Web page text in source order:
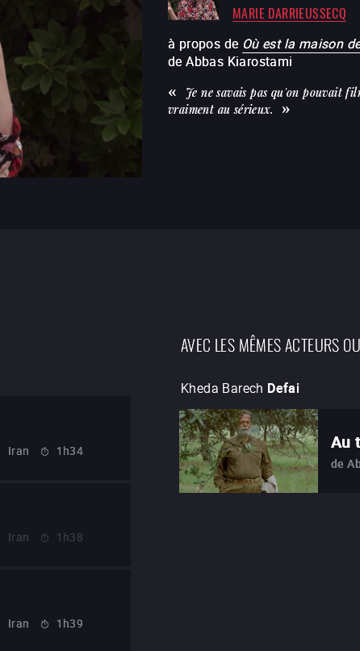
MARIE DARRIEUSSECQ
à propos de Où est la maison
de Abbas Kiarostami
Je ne savais pas qu'on pouvait
vraiment au sérieux.
Iran 1h34
Iran 1h38
Iran 1h39
AVEC LES MÊMES ACTEURS OU
Kheda Barech Defai
Au
de